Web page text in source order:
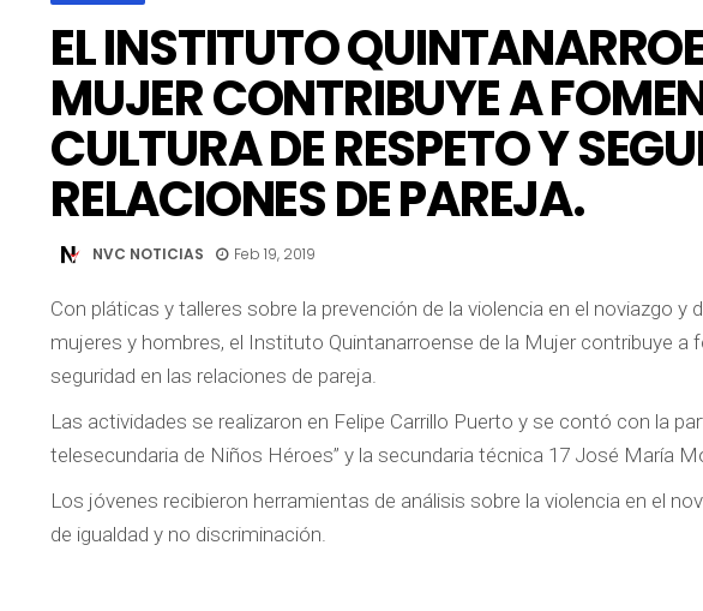
EL INSTITUTO
MUJER CONTRIBUYE A
CULTURA DE RESPETO Y
RELACIONES DE PAREJA.
NVC NOTICIAS Feb 19, 2019
Con pláticas y talleres sobre la prevención de la violencia en el noviazgo
mujeres y hombres, el Instituto Quintanarroense de la Mujer contribuye a
seguridad en las relaciones de pareja.
Las actividades se realizaron en Felipe Carrillo Puerto y se contó con la
telesecundaria de Niños Héroes” y la secundaria técnica 17 José María
Los jóvenes recibieron herramientas de análisis sobre la violencia en el
de igualdad y no discriminación.